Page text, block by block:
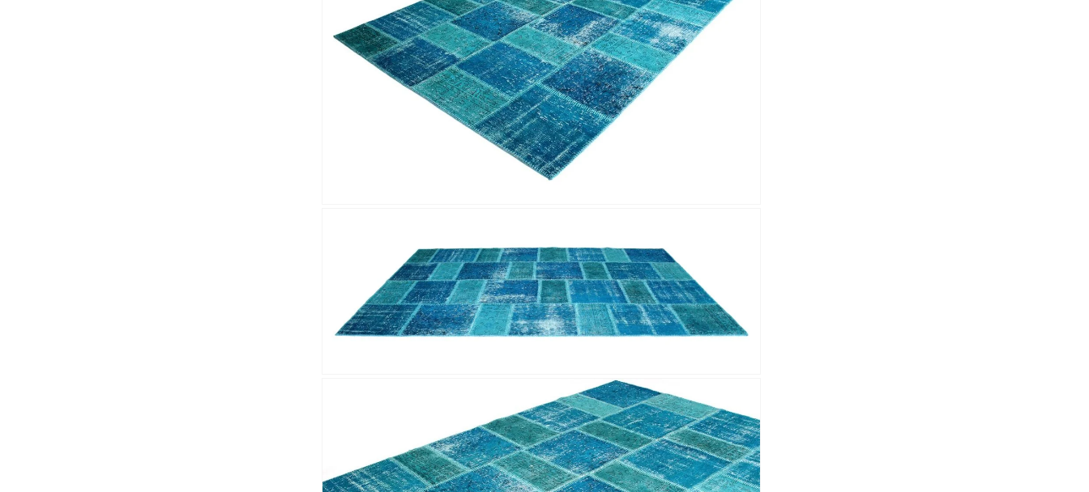
Nombre y apellido*
Teléfono
Correo electronico
Acuerdo RGPD*
Doy mi consentimiento para que esta web almacene la información
que envío para que puedan responder a mi petición.